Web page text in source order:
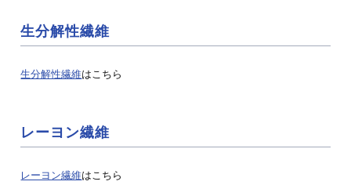
生分解性繊維
生分解性繊維はこちら
レーヨン繊維
レーヨン繊維はこちら
エアリモ®（極細芯鞘オレフィン繊維）